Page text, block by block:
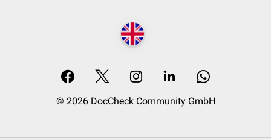
© 2026 DocCheck Community GmbH